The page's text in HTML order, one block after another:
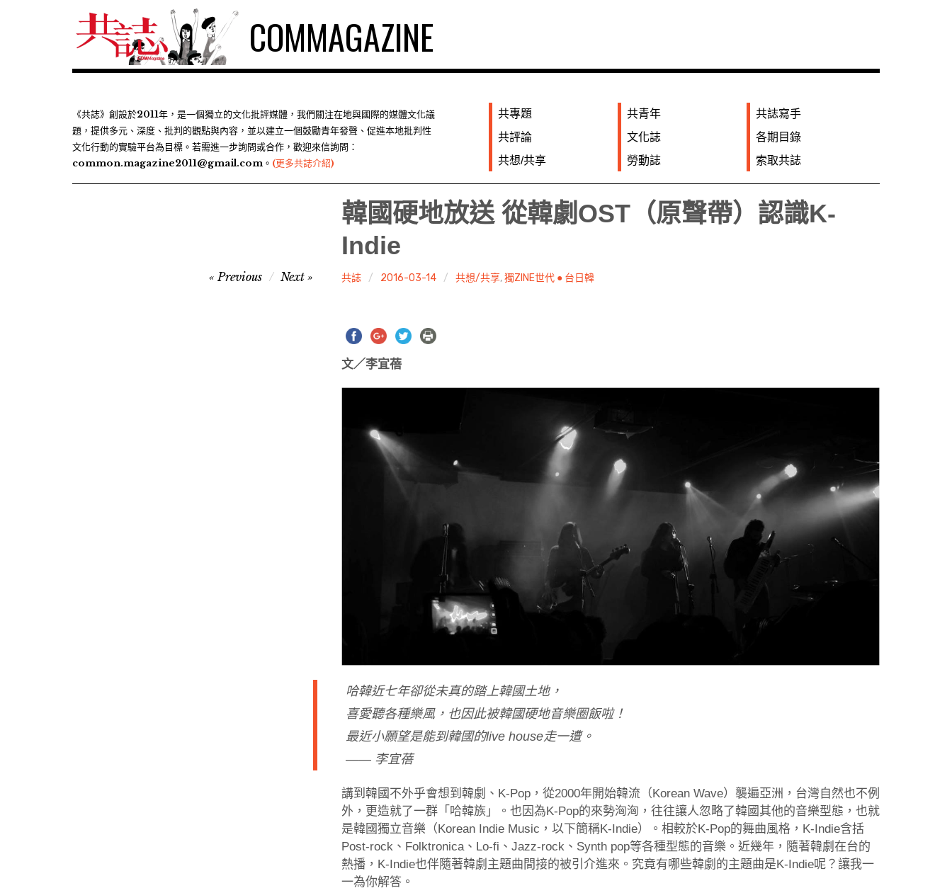
COMMAGAZINE
《共誌》創設於2011年，是一個獨立的文化批評媒體，我們關注在地與國際的媒體文化議
題，提供多元、深度、批判的觀點與內容，並以建立一個鼓勵青年發聲、促進本地批判性
文化行動的實驗平台為目標。若需進一步詢問或合作，歡迎來信詢問：
common.magazine2011@gmail.com。 (更多共誌介紹)
共專題
共評論
共想/共享
共青年
文化誌
勞動誌
共誌寫手
各期目錄
索取共誌
韓國硬地放送 從韓劇OST（原聲帶）認識K-
Indie
共誌 2016-03-14 共想/共享,獨ZINE世代 ● 台日韓
Previous Next
文／李宜蓓
哈韓近七年卻從未真的踏上韓國土地，
喜愛聽各種樂風，也因此被韓國硬地音樂圈飯啦！
最近小願望是能到韓國的live house走一遭。
—— 李宜蓓
講到韓國不外乎會想到韓劇、K-Pop，從2000年開始韓流（Korean Wave）襲遍亞洲，台灣自然也不例
外，更造就了一群「哈韓族」。也因為K-Pop的來勢洶洶，往往讓人忽略了韓國其他的音樂型態，也就
是韓國獨立音樂（Korean Indie Music，以下簡稱K-Indie）。相較於K-Pop的舞曲風格，K-Indie含括
Post-rock、Folktronica、Lo-fi、Jazz-rock、Synth pop等各種型態的音樂。近幾年，隨著韓劇在台的
熱播，K-Indie也伴隨著韓劇主題曲間接的被引介進來。究竟有哪些韓劇的主題曲是K-Indie呢？讓我一
一為你解答。